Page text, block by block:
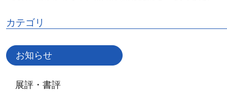
カテゴリ
お知らせ
展評・書評